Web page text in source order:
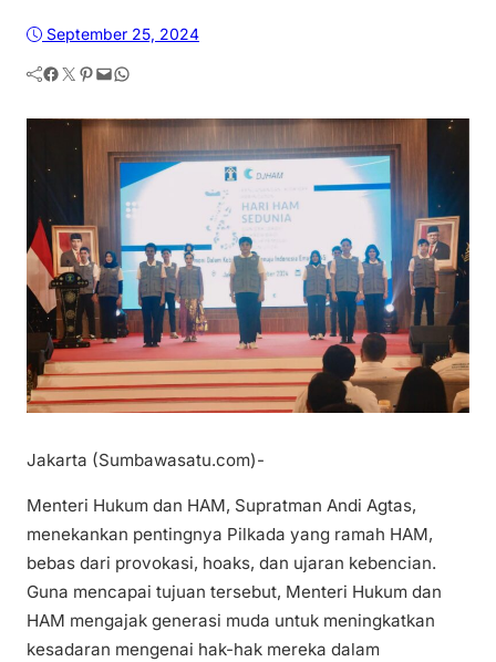
September 25, 2024
Facebook Twitter Pinterest Mail WhatsApp
Jakarta (Sumbawasatu.com)-
Menteri Hukum dan HAM, Supratman Andi Agtas,
menekankan pentingnya Pilkada yang ramah HAM,
bebas dari provokasi, hoaks, dan ujaran kebencian.
Guna mencapai tujuan tersebut, Menteri Hukum dan
HAM mengajak generasi muda untuk meningkatkan
kesadaran mengenai hak-hak mereka dalam